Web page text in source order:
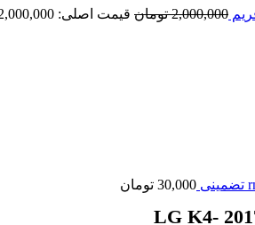
2,000,000 تومان قیمت اصلی: 2,000,000 تومان بود.
30,000 تومان